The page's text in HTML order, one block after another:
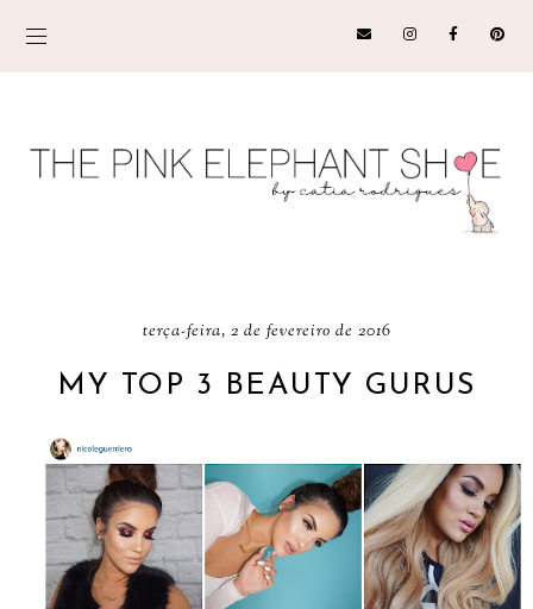
terça-feira, 2 de fevereiro de 2016
MY TOP 3 BEAUTY GURUS